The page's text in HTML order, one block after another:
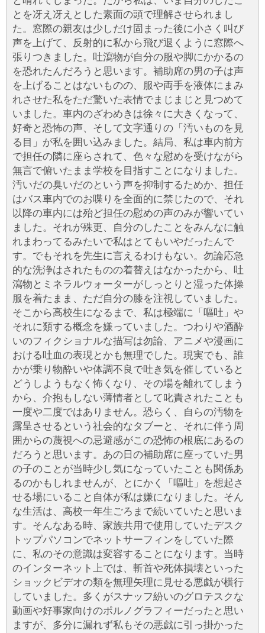
とを冴え冴えとした素面の頭で理解させられまし
た。窓際の親友は少しだけ固まった後に小さく叫び
声を上げて、反射的に私から飛び退くように窓際へ
張りつきました。吐瀉物が自分の服や脚にかかるの
を恐れたんだろうと思います。補助席の男の子は声
を上げることはないものの、服や両手を液体にまみ
れさせた私をただ驚いた表情でまじまじと見つめて
いました。車内のざわめきは徐々に大きくなって、
好奇と恐怖の声、そして文字通りの「汚いものを見
る目」が私を囲い込みました。結局、私は車内前方
で担任の隣に座らされて、色々な慰めを受けながら
無言で俯いたまま学校を目指すことになりました。
汚いだの臭いだのという声を抑制するためか、担任
はバス車内でのお喋りを全面的に禁じたので、それ
以降の車内には殆ど担任の慰めの声のみが響いてい
ました。それが殊更、自分のしたことをみんなに触
れまわってるみたいで私はとてもいやだったんで
す。でもそれを先生に言えるわけもない。勿論応急
的な洗浄はされたものの着替えはなかったから、吐
瀉物とミネラルウォーターがしっとりと湿った体操
服を着たまま、ただ自分の膝を注視していました。
そこから高校生になるまで、私は極端に「嘔吐」や
それに類する概念を嫌っていました。つわりや酒酔
いのフィクショナルな描写は勿論、アニメや漫画に
おける吐血の表現とかも無理でした。現実でも、誰
かが乗り物酔いや体調不良で吐き気を催していると
どうしようもなく怖くなり、その場を離れてしまう
から、介抱もしない薄情者として叱責されたことも
一度や二度ではありません。恐らく、自らの汚物を
露呈させるという社会的なタブーと、それに伴う周
囲からの蔑視への忌避感がこの恐怖の根底にあるの
だろうと思います。あの日の補助席に座っていた男
の子のことが当時少し気になっていたことも関係あ
るのかもしれませんが、とにかく「嘔吐」を想起さ
せる場にいること自体が私は嫌になりました。そん
な生活は、高校一年生ごろまで続いていたと思いま
す。そんなある時、家族共用で使用していたデスク
トップパソコンでネットサーフィンをしていた際
に、私のその意識は変容することになります。当時
のインターネット上では、斬首や死体損壊といった
ショックビデオの類を無理矢理に見せる悪戯が横行
していました。多くがスナッフ紛いのグロテスクな
動画や好事家向けのポルノグラフィーだったと思い
ますが、多分に漏れず私もその悪戯に引っ掛かった